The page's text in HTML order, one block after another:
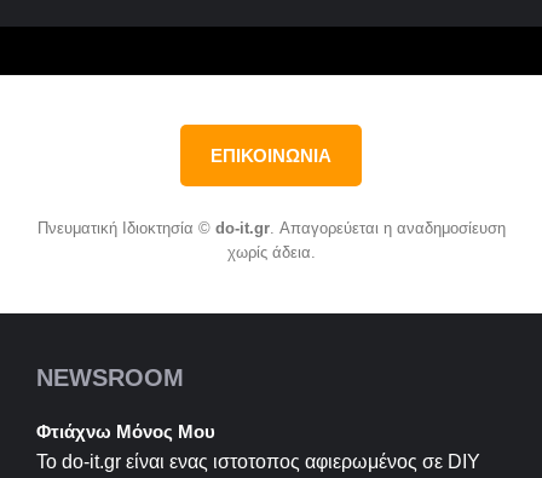
ΕΠΙΚΟΙΝΩΝΙΑ
Πνευματική Ιδιοκτησία © do-it.gr. Απαγορεύεται η αναδημοσίευση
χωρίς άδεια.
NEWSROOM
Φτιάχνω Μόνος Μου
Το do-it.gr είναι ενας ιστοτοπος αφιερωμένος σε DIY